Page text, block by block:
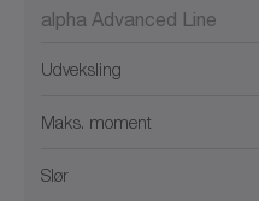
alpha Advanced Line
Udveksling
Maks. moment
Slør